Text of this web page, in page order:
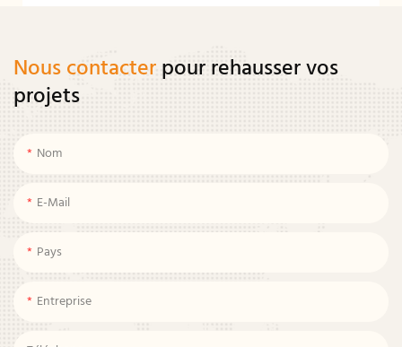
Nous contacterpour rehausser vos
projets
Nom
E-Mail
Pays
Entreprise